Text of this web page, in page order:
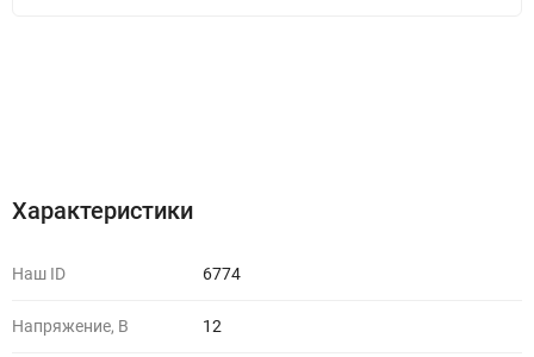
Характеристики
Наш ID 6774
Напряжение, В 12